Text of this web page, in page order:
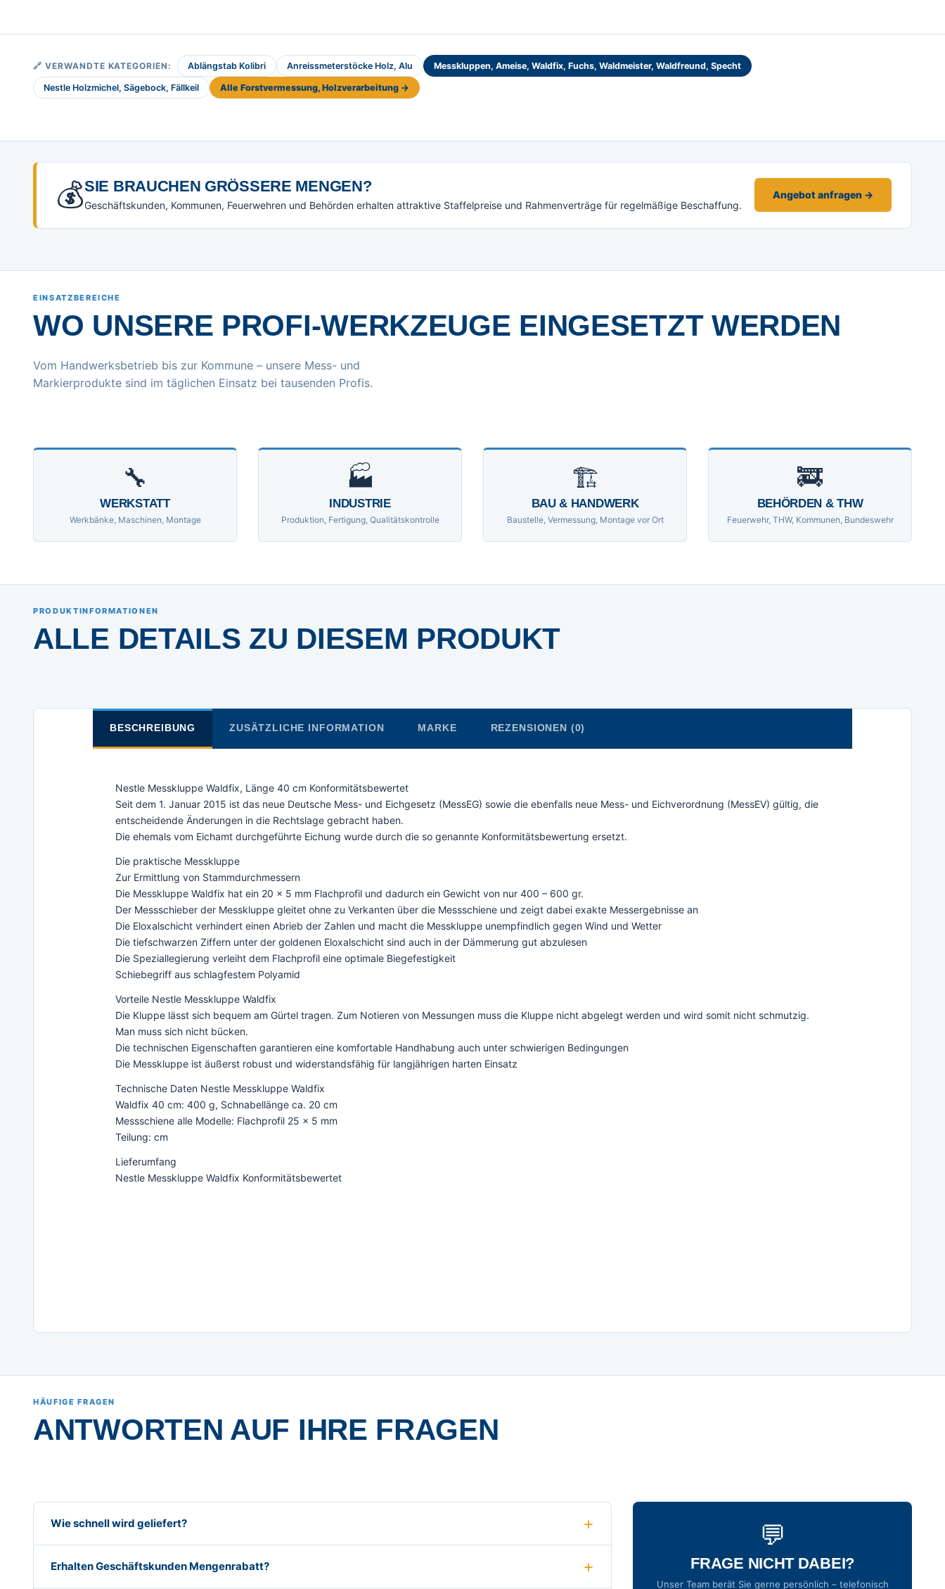
🔗 VERWANDTE KATEGORIEN: Ablängstab Kolibri Anreissmeterstöcke Holz, Alu Messkluppen, Ameise, Waldfix, Fuchs, Waldmeister, Waldfreund, Specht
Nestle Holzmichel, Sägebock, Fällkeil Alle Forstvermessung, Holzverarbeitung →
💰SIE BRAUCHEN GRÖSSERE MENGEN?
Geschäftskunden, Kommunen, Feuerwehren und Behörden erhalten attraktive Staffelpreise und Rahmenverträge für regelmäßige Beschaffung.
Angebot anfragen →
EINSATZBEREICHE
WO UNSERE PROFI-WERKZEUGE EINGESETZT WERDEN
Vom Handwerksbetrieb bis zur Kommune – unsere Mess- und
Markierprodukte sind im täglichen Einsatz bei tausenden Profis.
🔧
WERKSTATT
Werkbänke, Maschinen, Montage
🏭
INDUSTRIE
Produktion, Fertigung, Qualitätskontrolle
🏗
BAU & HANDWERK
Baustelle, Vermessung, Montage vor Ort
🚒
BEHÖRDEN & THW
Feuerwehr, THW, Kommunen, Bundeswehr
PRODUKTINFORMATIONEN
ALLE DETAILS ZU DIESEM PRODUKT
BESCHREIBUNG ZUSÄTZLICHE INFORMATION MARKE REZENSIONEN (0)
Nestle Messkluppe Waldfix, Länge 40 cm Konformitätsbewertet
Seit dem 1. Januar 2015 ist das neue Deutsche Mess- und Eichgesetz (MessEG) sowie die ebenfalls neue Mess- und Eichverordnung (MessEV) gültig, die
entscheidende Änderungen in die Rechtslage gebracht haben.
Die ehemals vom Eichamt durchgeführte Eichung wurde durch die so genannte Konformitätsbewertung ersetzt.
Die praktische Messkluppe
Zur Ermittlung von Stammdurchmessern
Die Messkluppe Waldfix hat ein 20 x 5 mm Flachprofil und dadurch ein Gewicht von nur 400 – 600 gr.
Der Messschieber der Messkluppe gleitet ohne zu Verkanten über die Messschiene und zeigt dabei exakte Messergebnisse an
Die Eloxalschicht verhindert einen Abrieb der Zahlen und macht die Messkluppe unempfindlich gegen Wind und Wetter
Die tiefschwarzen Ziffern unter der goldenen Eloxalschicht sind auch in der Dämmerung gut abzulesen
Die Speziallegierung verleiht dem Flachprofil eine optimale Biegefestigkeit
Schiebegriff aus schlagfestem Polyamid
Vorteile Nestle Messkluppe Waldfix
Die Kluppe lässt sich bequem am Gürtel tragen. Zum Notieren von Messungen muss die Kluppe nicht abgelegt werden und wird somit nicht schmutzig.
Man muss sich nicht bücken.
Die technischen Eigenschaften garantieren eine komfortable Handhabung auch unter schwierigen Bedingungen
Die Messkluppe ist äußerst robust und widerstandsfähig für langjährigen harten Einsatz
Technische Daten Nestle Messkluppe Waldfix
Waldfix 40 cm: 400 g, Schnabellänge ca. 20 cm
Messschiene alle Modelle: Flachprofil 25 x 5 mm
Teilung: cm
Lieferumfang
Nestle Messkluppe Waldfix Konformitätsbewertet
HÄUFIGE FRAGEN
ANTWORTEN AUF IHRE FRAGEN
Wie schnell wird geliefert?
Erhalten Geschäftskunden Mengenrabatt?
💬
FRAGE NICHT DABEI?
Unser Team berät Sie gerne persönlich – telefonisch